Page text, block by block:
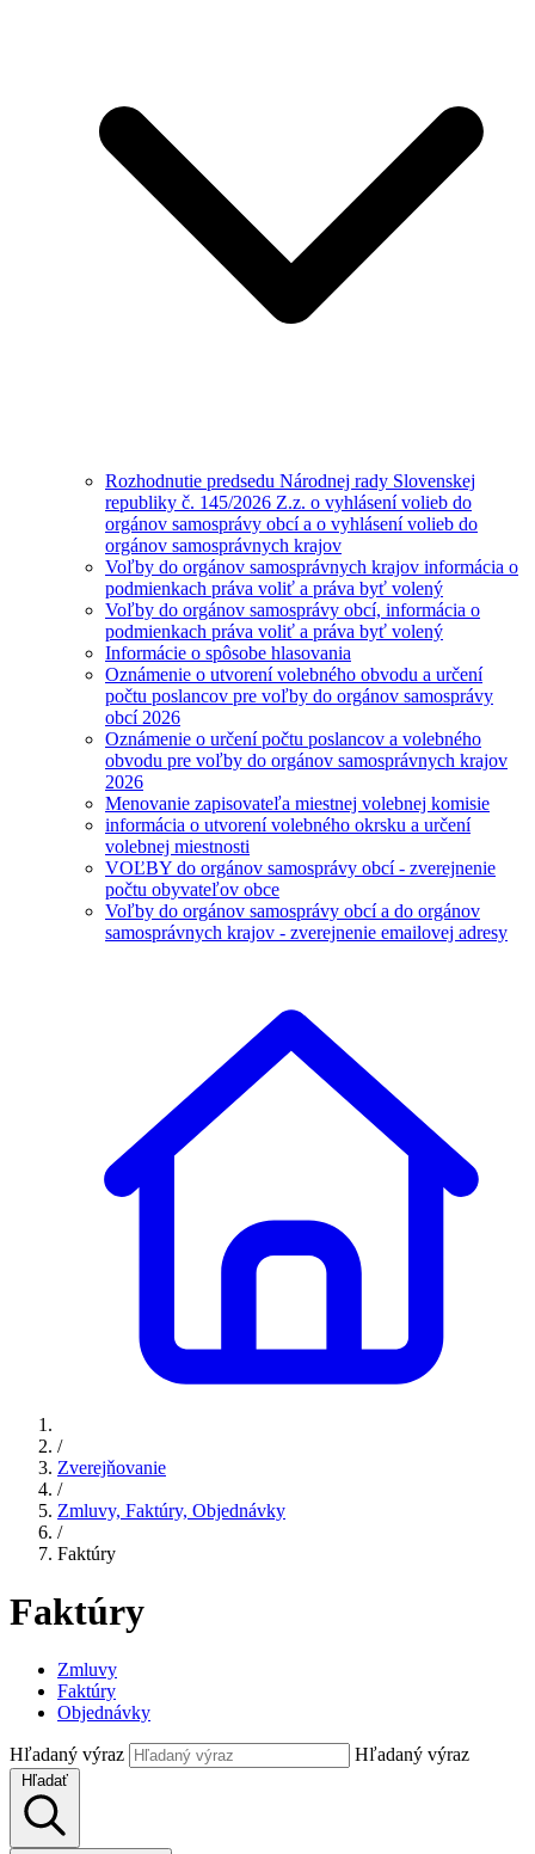
Rozhodnutie predsedu Národnej rady Slovenskej
republiky č. 145/2026 Z.z. o vyhlásení volieb do
orgánov samosprávy obcí a o vyhlásení volieb do
orgánov samosprávnych krajov
Voľby do orgánov samosprávnych krajov informácia o
podmienkach práva voliť a práva byť volený
Voľby do orgánov samosprávy obcí, informácia o
podmienkach práva voliť a práva byť volený
Informácie o spôsobe hlasovania
Oznámenie o utvorení volebného obvodu a určení
počtu poslancov pre voľby do orgánov samosprávy
obcí 2026
Oznámenie o určení počtu poslancov a volebného
obvodu pre voľby do orgánov samosprávnych krajov
2026
Menovanie zapisovateľa miestnej volebnej komisie
informácia o utvorení volebného okrsku a určení
volebnej miestnosti
VOĽBY do orgánov samosprávy obcí - zverejnenie
počtu obyvateľov obce
Voľby do orgánov samosprávy obcí a do orgánov
samosprávnych krajov - zverejnenie emailovej adresy
/
Zverejňovanie
/
Zmluvy, Faktúry, Objednávky
/
Faktúry
Faktúry
Zmluvy
Faktúry
Objednávky
Hľadaný výraz Hľadaný výraz
Hľadať